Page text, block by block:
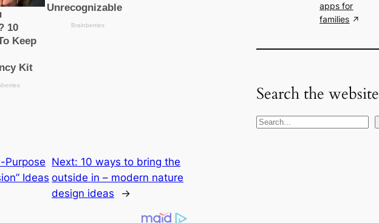
Purpose
Ideas
Next: 10 ways to bring the
outside in – modern nature
design ideas
→
apps for
families
Search the website
S